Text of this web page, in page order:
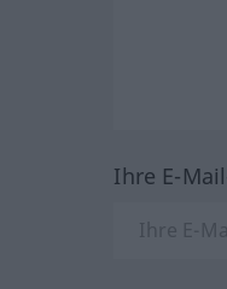
Ihre E-